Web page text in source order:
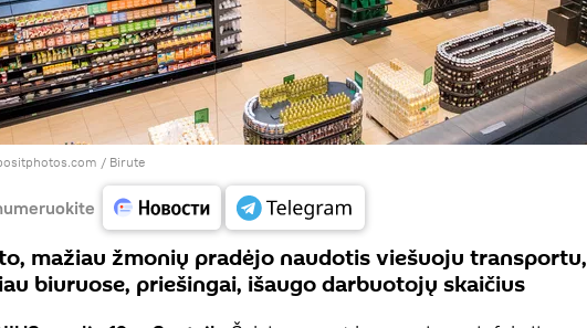
/ Birute
mažiau žmonių pradėjo naudotis viešuoju transportu,
biuruose, priešingai, išaugo darbuotojų skaičius